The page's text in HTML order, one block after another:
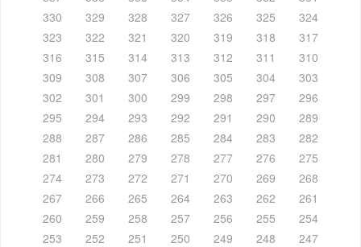
330
329 328 327 326 325
324
323
322 321 320 319 318
317
316
315 314 313 312 311
310
309
308 307 306 305 304
303
302
301 300 299 298 297
296
295
294 293 292 291 290
289
288
287 286 285 284 283
282
281
280 279 278 277 276
275
274
273 272 271 270 269
268
267
266 265 264 263 262
261
260
259 258 257 256 255
254
253
252 251 250 249 248
247